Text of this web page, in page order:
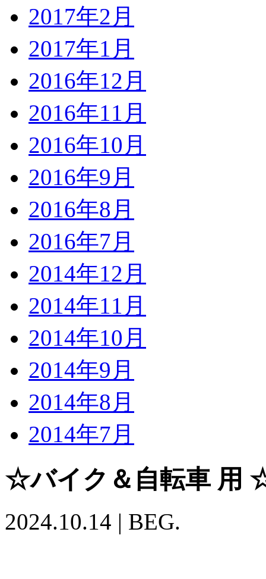
2017年2月
2017年1月
2016年12月
2016年11月
2016年10月
2016年9月
2016年8月
2016年7月
2014年12月
2014年11月
2014年10月
2014年9月
2014年8月
2014年7月
☆バイク＆自転車 用
2024.10.14 | BEG.